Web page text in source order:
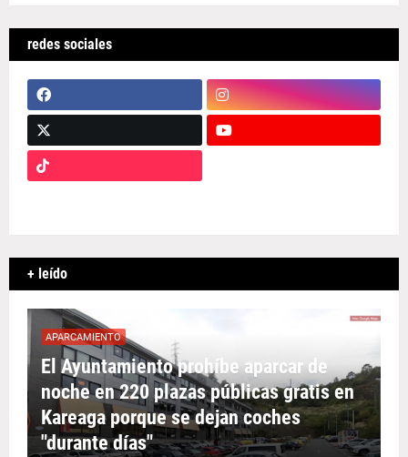
redes sociales
+ leído
APARCAMIENTO
El Ayuntamiento prohíbe aparcar de
noche en 220 plazas públicas gratis en
Kareaga porque se dejan coches
"durante días"